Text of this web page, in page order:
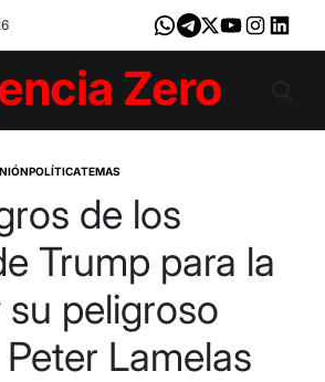
Whatsapp
Telegram
X YoutubeInstagram
POLÍTICATEMAS
de los
Trump para la
peligroso
Lamelas